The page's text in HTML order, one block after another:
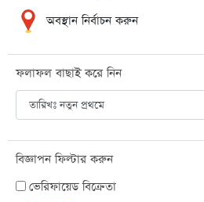
অবস্থান নির্বাচন করুন
ফলাফল বাছাই করে নিন
বিজ্ঞাপন ফিল্টার করুন
ভেরিফায়েড বিক্রেতা